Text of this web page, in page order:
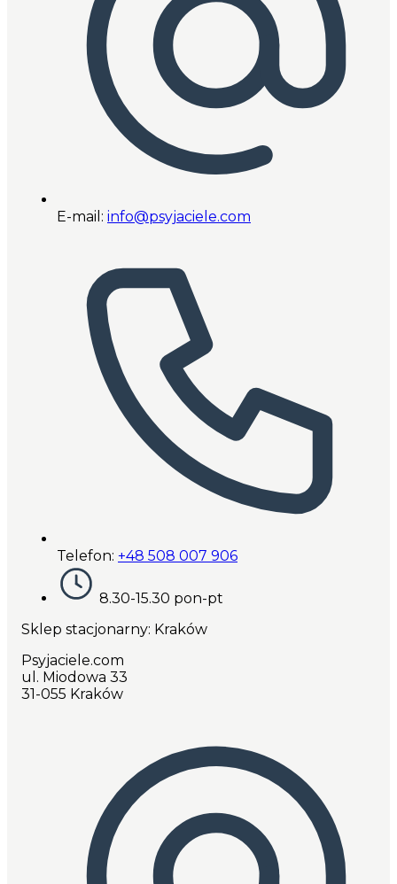
E-mail: info@psyjaciele.com
Telefon: +48 508 007 906
8.30-15.30 pon-pt
Sklep stacjonarny: Kraków
Psyjaciele.com
ul. Miodowa 33
31-055 Kraków